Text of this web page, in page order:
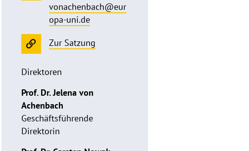
vonachenbach@eur
opa-uni.de
Zur Satzung
Direktoren
Prof. Dr. Jelena von
Achenbach
Geschäftsführende
Direktorin